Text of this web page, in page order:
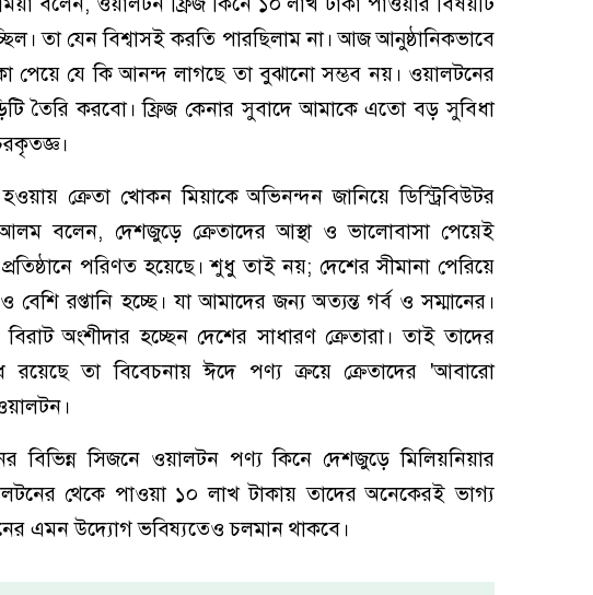
তা যেন বিশ্বাসই করতি পারছিলাম না। আজ আনুষ্ঠানিকভাবে
পেয়ে যে কি আনন্দ লাগছে তা বুঝানো সম্ভব নয়। ওয়ালটনের
তৈরি করবো। ফ্রিজ কেনার সুবাদে আমাকে এতো বড় সুবিধা
ক্রেতা খোকন মিয়াকে অভিনন্দন জানিয়ে ডিস্ট্রিবিউটর
বলেন, দেশজুড়ে ক্রেতাদের আস্থা ও ভালোবাসা পেয়েই
পরিণত হয়েছে। শুধু তাই নয়; দেশের সীমানা পেরিয়ে
রপ্তানি হচ্ছে। যা আমাদের জন্য অত্যন্ত গর্ব ও সম্মানের।
অংশীদার হচ্ছেন দেশের সাধারণ ক্রেতারা। তাই তাদের
রয়েছে তা বিবেচনায় ঈদে পণ্য ক্রয়ে ক্রেতাদের 'আবারো
বিভিন্ন সিজনে ওয়ালটন পণ্য কিনে দেশজুড়ে মিলিয়নিয়ার
থেকে পাওয়া ১০ লাখ টাকায় তাদের অনেকেরই ভাগ্য
এমন উদ্যোগ ভবিষ্যতেও চলমান থাকবে।